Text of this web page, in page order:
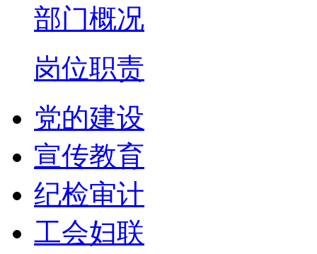
部门概况
岗位职责
党的建设
宣传教育
纪检审计
工会妇联